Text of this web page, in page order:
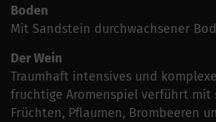
Boden
Mit Sandstein durchwachsener
Der Wein
Traumhaft intensives und
fruchtige Aromenspiel verführt mit
Früchten, Pflaumen, Brombeeren